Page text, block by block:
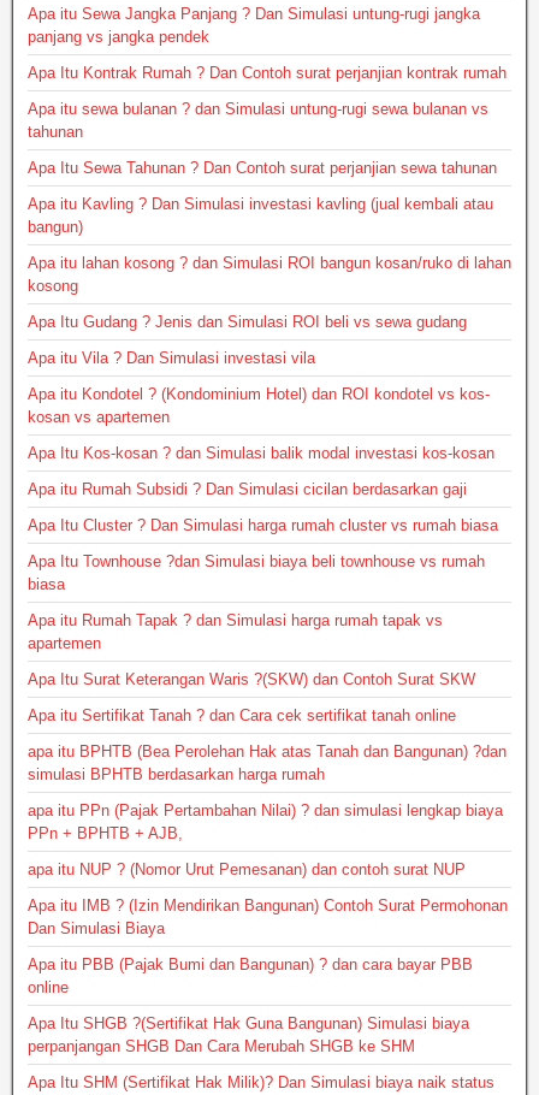
Apa itu Sewa Jangka Panjang ? Dan Simulasi untung-rugi jangka
panjang vs jangka pendek
Apa Itu Kontrak Rumah ? Dan Contoh surat perjanjian kontrak rumah
Apa itu sewa bulanan ? dan Simulasi untung-rugi sewa bulanan vs
tahunan
Apa Itu Sewa Tahunan ? Dan Contoh surat perjanjian sewa tahunan
Apa itu Kavling ? Dan Simulasi investasi kavling (jual kembali atau
bangun)
Apa itu lahan kosong ? dan Simulasi ROI bangun kosan/ruko di lahan
kosong
Apa Itu Gudang ? Jenis dan Simulasi ROI beli vs sewa gudang
Apa itu Vila ? Dan Simulasi investasi vila
Apa itu Kondotel ? (Kondominium Hotel) dan ROI kondotel vs kos-
kosan vs apartemen
Apa Itu Kos-kosan ? dan Simulasi balik modal investasi kos-kosan
Apa itu Rumah Subsidi ? Dan Simulasi cicilan berdasarkan gaji
Apa Itu Cluster ? Dan Simulasi harga rumah cluster vs rumah biasa
Apa Itu Townhouse ?dan Simulasi biaya beli townhouse vs rumah
biasa
Apa itu Rumah Tapak ? dan Simulasi harga rumah tapak vs
apartemen
Apa Itu Surat Keterangan Waris ?(SKW) dan Contoh Surat SKW
Apa itu Sertifikat Tanah ? dan Cara cek sertifikat tanah online
apa itu BPHTB (Bea Perolehan Hak atas Tanah dan Bangunan) ?dan
simulasi BPHTB berdasarkan harga rumah
apa itu PPn (Pajak Pertambahan Nilai) ? dan simulasi lengkap biaya
PPn + BPHTB + AJB,
apa itu NUP ? (Nomor Urut Pemesanan) dan contoh surat NUP
Apa itu IMB ? (Izin Mendirikan Bangunan) Contoh Surat Permohonan
Dan Simulasi Biaya
Apa itu PBB (Pajak Bumi dan Bangunan) ? dan cara bayar PBB
online
Apa Itu SHGB ?(Sertifikat Hak Guna Bangunan) Simulasi biaya
perpanjangan SHGB Dan Cara Merubah SHGB ke SHM
Apa Itu SHM (Sertifikat Hak Milik)? Dan Simulasi biaya naik status